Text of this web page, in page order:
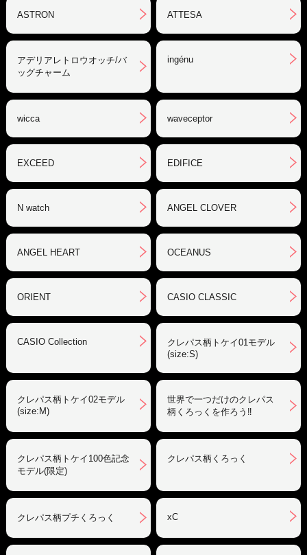
ASTRON ATTESA
アデリアレトロウオッチ/バ
ッグチャーム
ingénu
wicca waveceptor
EXCEED EDIFICE
N watch ANGEL CLOVER
ANGEL HEART OCEANUS
ORIENT CASIO CLASSIC
CASIO Collection
クレパス柄トケイ01モデル
(size:S)
クレパス柄トケイ02モデル
(size:M)
世界で一つだけのクレパス
柄くろっくを作ろう‼︎
クレパス柄トケイ100色記念
モデル(限定)
クレパス柄くろっく
クレパス柄プチくろっく xC